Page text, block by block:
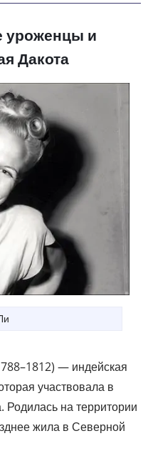
уроженцы и
Дакота
— индейская
участвовала в
Родилась на территории
жила в Северной